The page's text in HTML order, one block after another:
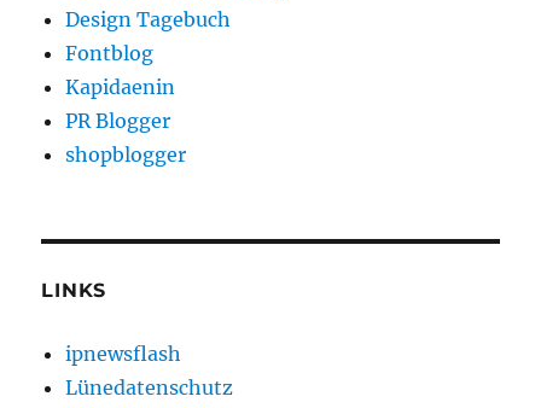
Design Tagebuch
Fontblog
Kapidaenin
PR Blogger
shopblogger
LINKS
ipnewsflash
Lünedatenschutz